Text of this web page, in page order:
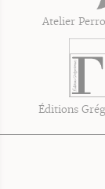
Atelier
Éditions